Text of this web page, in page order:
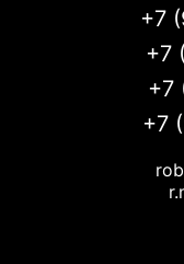
+7
+7
+7
+7